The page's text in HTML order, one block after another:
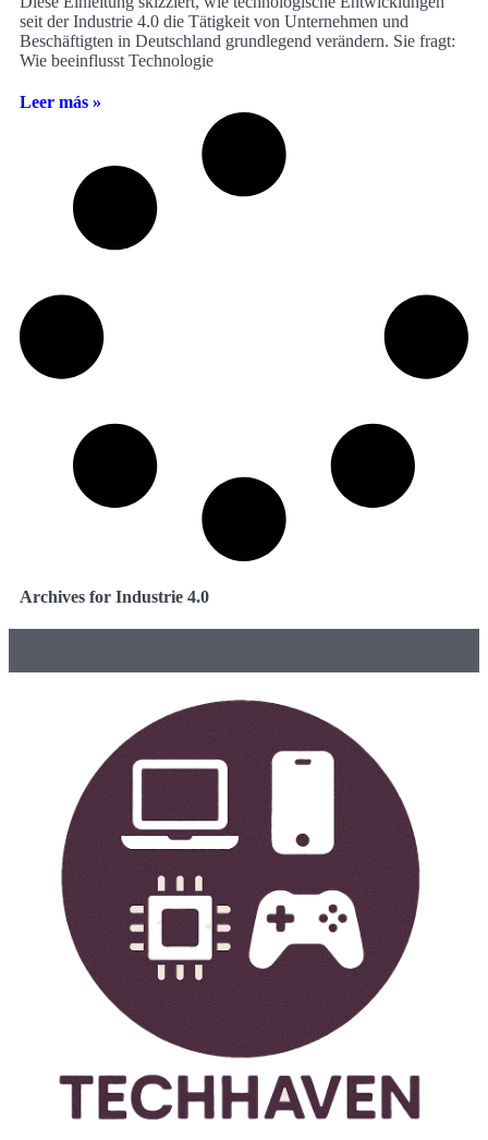
seit der Industrie 4.0 die Tätigkeit von Unternehmen und
Beschäftigten in Deutschland grundlegend verändern. Sie fragt:
Wie beeinflusst Technologie
Leer más »
Archives for Industrie 4.0